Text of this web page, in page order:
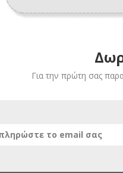
Για την πρώτη σας